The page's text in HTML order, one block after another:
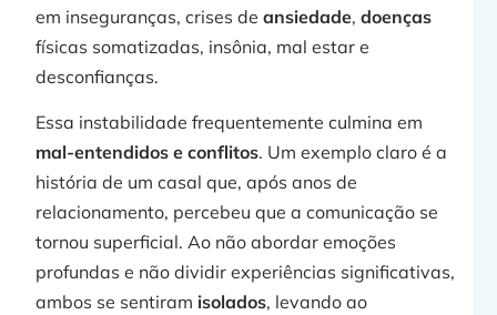
em inseguranças, crises deansiedade,doenças
físicas somatizadas, insônia, mal estar e
desconfianças.
Essa instabilidade frequentemente culmina em
mal-entendidos e conflitos. Um exemplo claro é a
história de um casal que, após anos de
relacionamento, percebeu que a comunicação se
tornou superficial. Ao não abordar emoções
profundas e não dividir experiências significativas,
ambos se sentiram isolados, levando ao